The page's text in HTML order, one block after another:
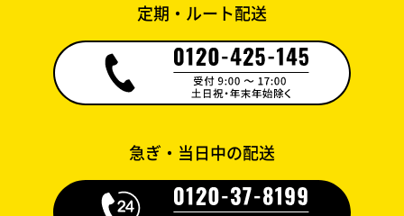
定期・ルート配送
急ぎ・当日中の配送